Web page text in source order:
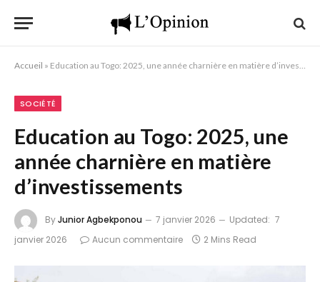
Accueil » Education au Togo: 2025, une année charnière en matière d’investissements
SOCIÉTÉ
Education au Togo: 2025, une
année charnière en matière
d’investissements
ByJunior Agbekponou 7 janvier 2026 Updated: 7
janvier 2026
Aucun commentaire 2 Mins Read